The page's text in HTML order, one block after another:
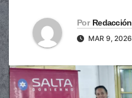
Por Redacción
MAR 9, 2026